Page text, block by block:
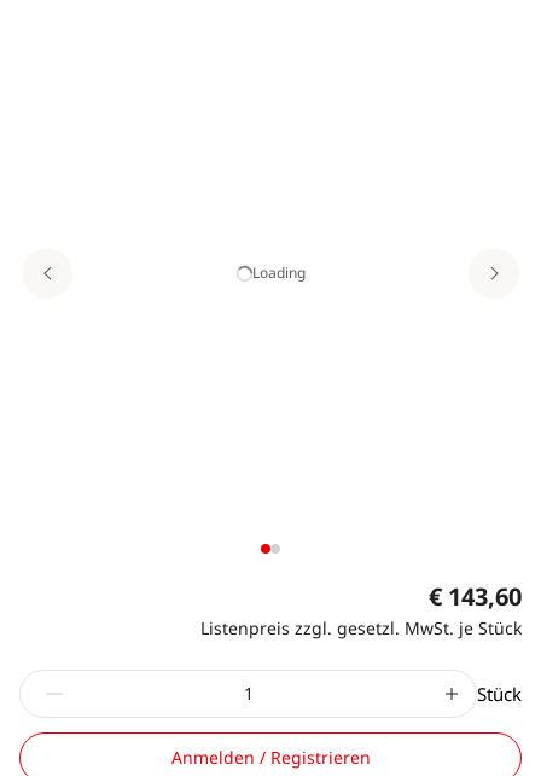
Loading
€ 143,60
Listenpreis zzgl. gesetzl. MwSt. je Stück
Stück
Anmelden / Registrieren